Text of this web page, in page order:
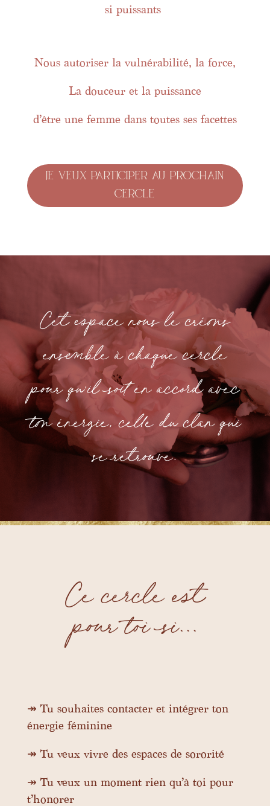
si puissants
Nous autoriser la vulnérabilité, la force,
La douceur et la puissance
d’être une femme dans toutes ses facettes
Je veux participer au prochain
cercle
Cet espace nous le créons
ensemble à chaque cercle
pour qu’il soit en accord avec
ton énergie, celle du clan qui
se retrouve.
Ce cercle est
pour toi si…
↠ Tu souhaites contacter et intégrer ton
énergie féminine
↠ Tu veux vivre des espaces de sororité
↠ Tu veux un moment rien qu’à toi pour
t’honorer